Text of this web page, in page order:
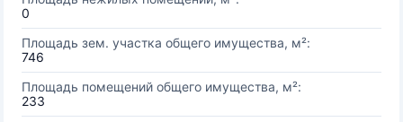
0
Площадь зем. участка общего имущества, м²:
746
Площадь помещений общего имущества, м²:
233